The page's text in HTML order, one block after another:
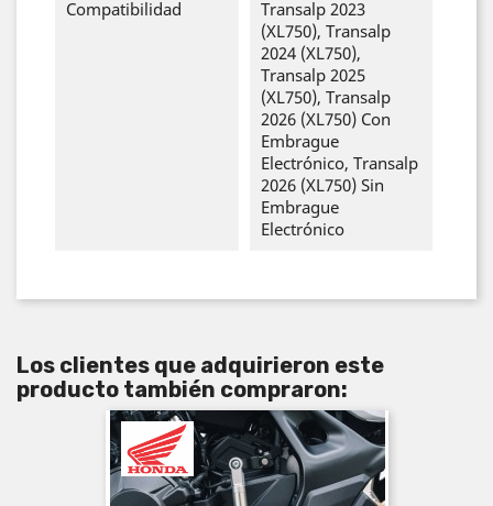
Compatibilidad
Transalp 2023
(XL750), Transalp
2024 (XL750),
Transalp 2025
(XL750), Transalp
2026 (XL750) Con
Embrague
Electrónico, Transalp
2026 (XL750) Sin
Embrague
Electrónico
Los clientes que adquirieron este
producto también compraron: